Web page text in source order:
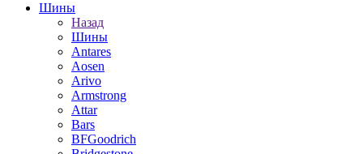
Шины
Назад
Шины
Antares
Aosen
Arivo
Armstrong
Attar
Bars
BFGoodrich